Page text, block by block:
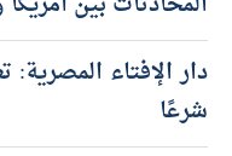
دار الإفتاء
شرعًا